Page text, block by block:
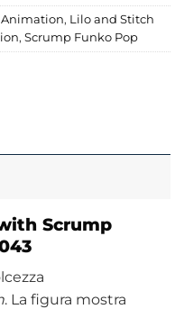
Animation, Lilo and Stitch
, Scrump Funko Pop
Scrump
. La figura mostra